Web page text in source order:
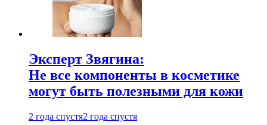
Эксперт Звягина:
Не все компоненты в косметике
могут быть полезными для кожи
2 года спустя2 года спустя